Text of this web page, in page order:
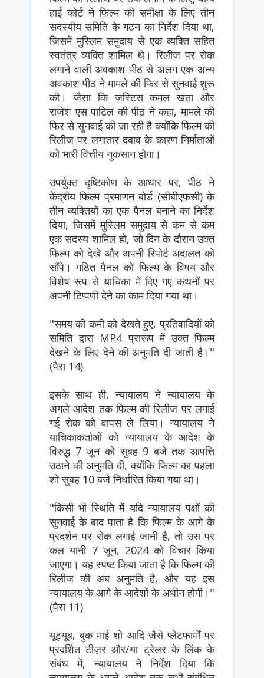
हाई कोर्ट ने फिल्म की समीक्षा के लिए तीन
सदस्यीय समिति के गठन का निर्देश दिया था,
जिसमें मुस्लिम समुदाय से एक व्यक्ति सहित
स्वतंत्र व्यक्ति शामिल थे। रिलीज पर रोक
लगाने वाली अवकाश पीठ से अलग एक अन्य
अवकाश पीठ ने मामले की फिर से सुनवाई शुरू
की। जैसा कि जस्टिस कमल खता और
राजेश एस पाटिल की पीठ ने कहा, मामले की
फिर से सुनवाई की जा रही है क्योंकि फिल्म की
रिलीज पर लगातार दबाव के कारण निर्माताओं
को भारी वित्तीय नुकसान होगा।
उपर्युक्त दृष्टिकोण के आधार पर, पीठ ने
केंद्रीय फिल्म प्रमाणन बोर्ड (सीबीएफसी) के
तीन व्यक्तियों का एक पैनल बनाने का निर्देश
दिया, जिसमें मुस्लिम समुदाय से कम से कम
एक सदस्य शामिल हो, जो दिन के दौरान उक्त
फिल्म को देखे और अपनी रिपोर्ट अदालत को
सौंपे। गठित पैनल को फिल्म के विषय और
विशेष रूप से याचिका में दिए गए कथनों पर
अपनी टिप्पणी देने का काम दिया गया था।
"समय की कमी को देखते हुए, प्रतिवादियों को
समिति द्वारा MP4 प्रारूप में उक्त फिल्म
देखने के लिए देने की अनुमति दी जाती है।"
(पैरा 14)
इसके साथ ही, न्यायालय ने न्यायालय के
अगले आदेश तक फिल्म की रिलीज पर लगाई
गई रोक को वापस ले लिया। न्यायालय ने
याचिकाकर्ताओं को न्यायालय के आदेश के
विरुद्ध 7 जून को सुबह 9 बजे तक आपत्ति
उठाने की अनुमति दी, क्योंकि फिल्म का पहला
शो सुबह 10 बजे निर्धारित किया गया था।
"किसी भी स्थिति में यदि न्यायालय पक्षों की
सुनवाई के बाद पाता है कि फिल्म के आगे के
प्रदर्शन पर रोक लगाई जानी है, तो उस पर
कल यानी 7 जून, 2024 को विचार किया
जाएगा। यह स्पष्ट किया जाता है कि फिल्म की
रिलीज की अब अनुमति है, और यह इस
न्यायालय के आगे के आदेशों के अधीन होगी।"
(पैरा 11)
यूट्यूब, बुक माई शो आदि जैसे प्लेटफार्मों पर
प्रदर्शित टीज़र और/या ट्रेलर के लिंक के
संबंध में, न्यायालय ने निर्देश दिया कि